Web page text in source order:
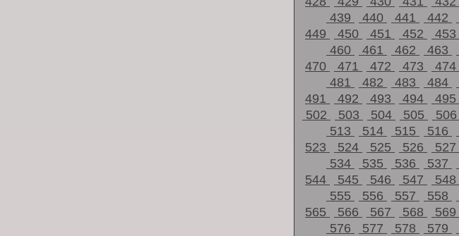
439
440 441 442
449
450 451 452 453
460
461 462 463
470
471 472 473 474
481
482 483 484
491
492 493 494 495
502
503 504 505 506
513
514 515 516
523
524 525 526 527
534
535 536 537
544
545 546 547 548
555
556 557 558
565
566 567 568 569
576
577 578 579